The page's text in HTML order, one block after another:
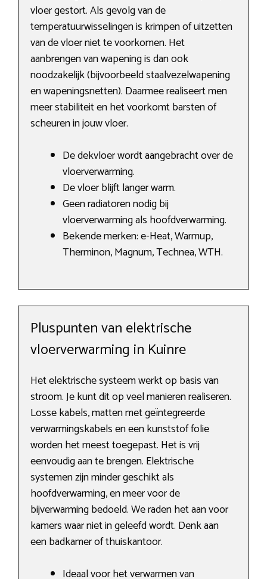
vloer gestort. Als gevolg van de
temperatuurwisselingen is krimpen of uitzetten
van de vloer niet te voorkomen. Het
aanbrengen van wapening is dan ook
noodzakelijk (bijvoorbeeld staalvezelwapening
en wapeningsnetten). Daarmee realiseert men
meer stabiliteit en het voorkomt barsten of
scheuren in jouw vloer.
De dekvloer wordt aangebracht over de
vloerverwarming.
De vloer blijft langer warm.
Geen radiatoren nodig bij
vloerverwarming als hoofdverwarming.
Bekende merken: e-Heat, Warmup,
Therminon, Magnum, Technea, WTH.
Pluspunten van elektrische
vloerverwarming in Kuinre
Het elektrische systeem werkt op basis van
stroom. Je kunt dit op veel manieren realiseren.
Losse kabels, matten met geïntegreerde
verwarmingskabels en een kunststof folie
worden het meest toegepast. Het is vrij
eenvoudig aan te brengen. Elektrische
systemen zijn minder geschikt als
hoofdverwarming, en meer voor de
bijverwarming bedoeld. We raden het aan voor
kamers waar niet in geleefd wordt. Denk aan
een badkamer of thuiskantoor.
Ideaal voor het verwarmen van